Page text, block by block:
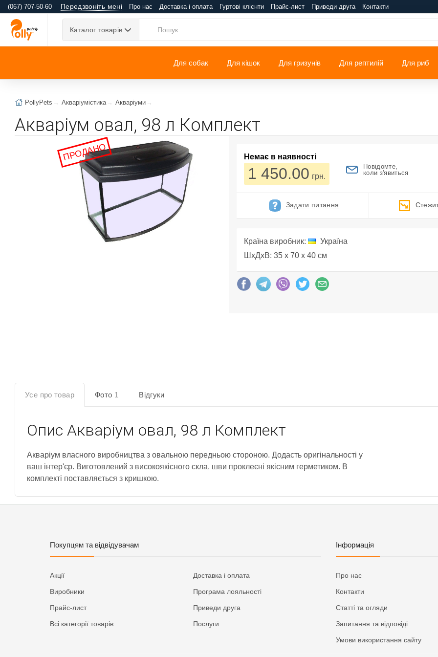
(067) 707-50-60 Передзвоніть мені Про нас Доставка і оплата Гуртові клієнти Прайс-лист Приведи друга Контакти
Каталог товарів
Для собак Для кішок Для гризунів Для рептилій Для риб
PollyPets Акваріумістика Акваріуми
Акваріум овал, 98 л Комплект
ПРОДАНО Немає в наявності
1 450.00 грн.
Повідомте,
коли з'явиться
Задати питання
Країна виробник:
Україна
ШхДхВ: 35 x 70 x 40 см
Усе про товар Фото 1 Відгуки
Опис Акваріум овал, 98 л Комплект
Акваріум власного виробництва з овальною передньою стороною. Додасть оригінальності у
ваш інтер'єр. Виготовлений з високоякісного скла, шви проклеєні якісним герметиком. В
комплекті поставляється з кришкою.
Покупцям та відвідувачам
Акції
Виробники
Прайс-лист
Всі категорії товарів
Доставка і оплата
Програма лояльності
Приведи друга
Послуги
Інформація
Про нас
Контакти
Статті та огляди
Запитання та відповіді
Умови використання сайту